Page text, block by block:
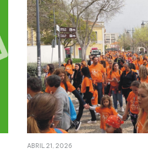
AGOSTO 29, 2025